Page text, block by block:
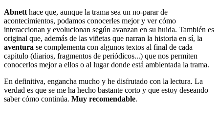
Abnett hace que, aunque la trama sea un no-parar de
acontecimientos, podamos conocerles mejor y ver cómo
interaccionan y evolucionan según avanzan en su huida. También es
original que, además de las viñetas que narran la historia en sí, la
aventura se complementa con algunos textos al final de cada
capítulo (diarios, fragmentos de periódicos...) que nos permiten
conocerlos mejor a ellos o al lugar donde está ambientada la trama.
En definitiva, engancha mucho y he disfrutado con la lectura. La
verdad es que se me ha hecho bastante corto y que estoy deseando
saber cómo continúa. Muy recomendable.